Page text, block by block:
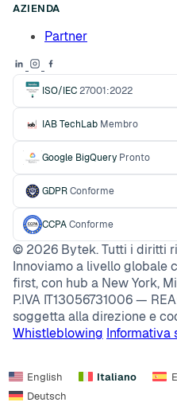
AZIENDA
Partner
ISO/IEC27001:2022
IAB TechLab Membro
Google BigQuery Pronto
GDPRConforme
CCPAConforme
© 2026 Bytek. Tutti i diritti
Innoviamo a livello globale
first, con hub a New York,
P.IVA IT13056731006 —
soggetta alla direzione e
Whistleblowing Informativa
English Italiano
Deutsch